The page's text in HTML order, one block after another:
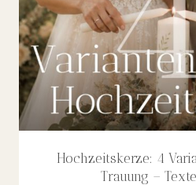
Hochzeitskerze: 4
Trauung –